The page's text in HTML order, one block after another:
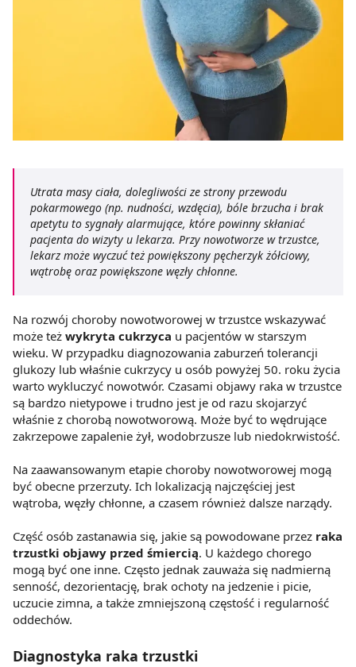
Utrata masy ciała, dolegliwości ze strony przewodu
pokarmowego (np. nudności, wzdęcia), bóle brzucha i brak
apetytu to sygnały alarmujące, które powinny skłaniać
pacjenta do wizyty u lekarza. Przy nowotworze w trzustce,
lekarz może wyczuć też powiększony pęcherzyk żółciowy,
wątrobę oraz powiększone węzły chłonne.
Na rozwój choroby nowotworowej w trzustce wskazywać
może też wykryta cukrzyca u pacjentów w starszym
wieku. W przypadku diagnozowania zaburzeń tolerancji
glukozy lub właśnie cukrzycy u osób powyżej 50. roku życia
warto wykluczyć nowotwór. Czasami objawy raka w trzustce
są bardzo nietypowe i trudno jest je od razu skojarzyć
właśnie z chorobą nowotworową. Może być to wędrujące
zakrzepowe zapalenie żył, wodobrzusze lub niedokrwistość.
Na zaawansowanym etapie choroby nowotworowej mogą
być obecne przerzuty. Ich lokalizacją najczęściej jest
wątroba, węzły chłonne, a czasem również dalsze narządy.
Część osób zastanawia się, jakie są powodowane przez raka
trzustki objawy przed śmiercią. U każdego chorego
mogą być one inne. Często jednak zauważa się nadmierną
senność, dezorientację, brak ochoty na jedzenie i picie,
uczucie zimna, a także zmniejszoną częstość i regularność
oddechów.
Diagnostyka raka trzustki